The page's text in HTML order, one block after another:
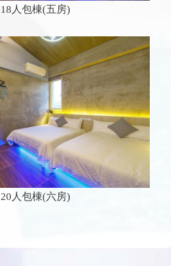
18人包棟(五房)
20人包棟(六房)